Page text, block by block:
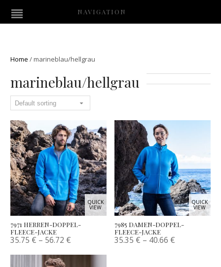
NAVIGATION
Home /marineblau/hellgrau
marineblau/hellgrau
QUICK
VIEW
7971 HERREN-DOPPEL-
FLEECE-JACKE
35.75 € – 56.72 €
QUICK
VIEW
7985 DAMEN-DOPPEL-
FLEECE-JACKE
35.35 € – 40.66 €